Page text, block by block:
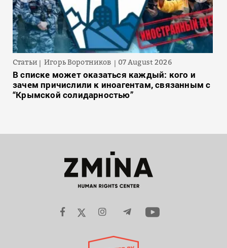
Статьи Игорь Воротников 07 August 2026
В списке может оказаться каждый: кого и
зачем причислили к иноагентам, связанным с
“Крымской солидарностью”